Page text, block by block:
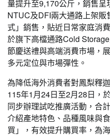
量提升至9,170公斤，銷售
NTUC及DFI兩大通路上架
式」銷售，貼近日常家庭消
於旗下高檔通路Cold
節慶送禮與高端消費市場，
多元定位與市場彈性。
為降低海外消費者對鳳梨釋
115年1月24日至2月28日，
同步辦理試吃推廣活動，合
介紹產地特色、品種風味與
買」，有效提升購買率，為